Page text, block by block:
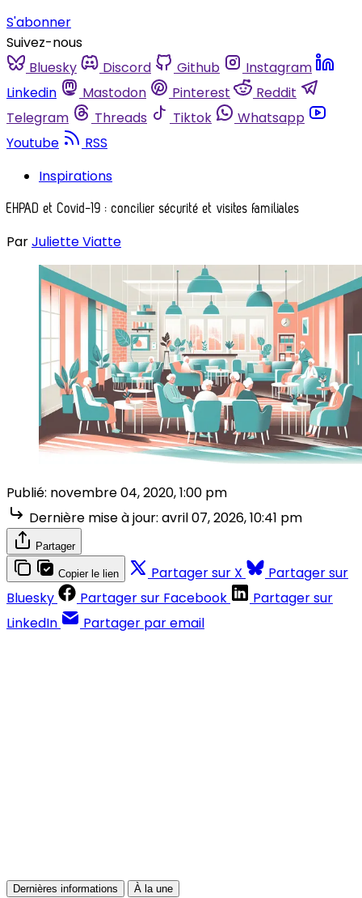
S'abonner
Suivez-nous
Bluesky
Discord Github
Instagram
Linkedin
Mastodon Pinterest
Reddit
Telegram
Threads Tiktok
Whatsapp
Youtube
RSS
Inspirations
EHPAD et Covid-19 : concilier sécurité et visites familiales
ParJuliette Viatte
Publié: novembre 04, 2020, 1:00 pm
Dernière mise à jour: avril 07, 2026, 10:41 pm
Partager
Copier le lien Partager sur X
Partager sur
Bluesky
Partager sur Facebook
Partager sur
LinkedIn
Partager par email
Dernières informations À la une